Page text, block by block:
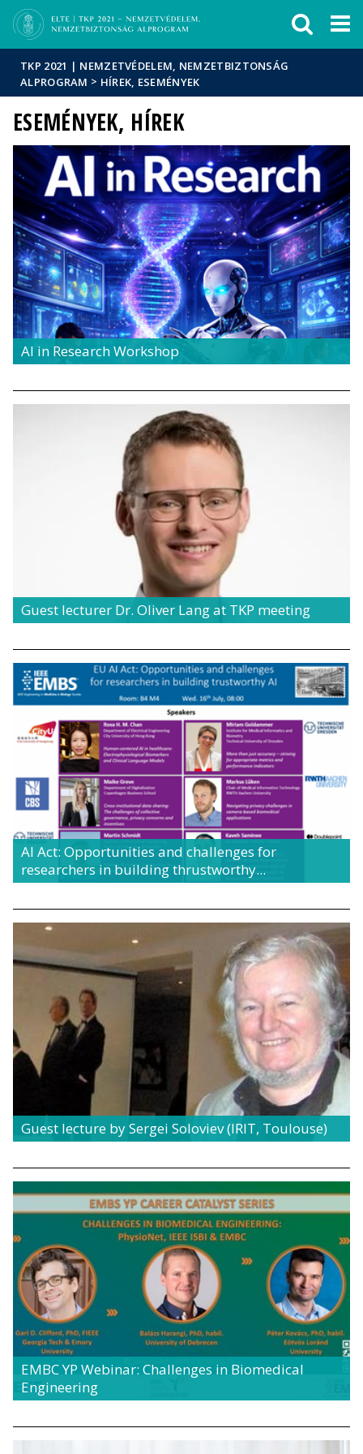
Hírek
Események
ELTE a
sajtóban
TKP 2021 | NEMZETVÉDELEM, NEMZETBIZTONSÁG
ALPROGRAM > HÍREK, ESEMÉNYEK
ESEMÉNYEK, HÍREK
AI in Research Workshop
Guest lecturer Dr. Oliver Lang at TKP meeting
AI Act: Opportunities and challenges for
researchers in building thrustworthy...
Guest lecture by Sergei Soloviev (IRIT, Toulouse)
EMBC YP Webinar: Challenges in Biomedical
Engineering